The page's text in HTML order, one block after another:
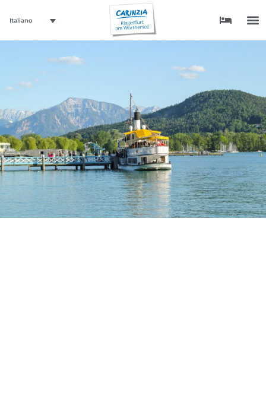
Italiano